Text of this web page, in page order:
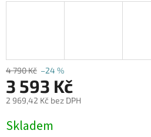
4 790 Kč –24 %
3 593 Kč
2 969,42 Kč bez DPH
cena:
Skladem